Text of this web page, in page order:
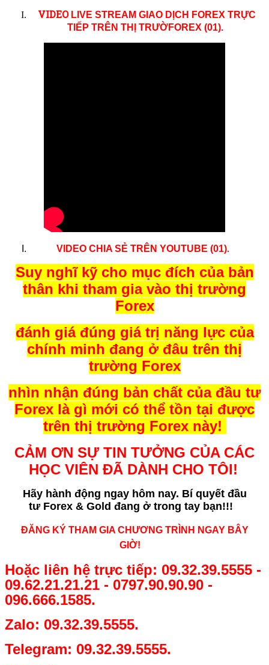
VIDEOLIVE STREAM GIAO DỊCH FOREX TRỰC
TIẾP TRÊN THỊ TRƯỜFOREX (01).
VIDEO CHIA SẺ TRÊN YOUTUBE (01).
Suy nghĩ kỹ cho mục đích của bản
thân khi tham gia vào thị trường
Forex
đánh giá đúng giá trị năng lực của
chính minh đang ở đâu trên thị
trường Forex
nhìn nhận đúng bản chất của đầu tư
Forex là gì mới có thể tồn tại được
trên thị trường Forex này!
CẢM ƠN SỰ TIN TƯỞNG CỦA CÁC
HỌC VIÊN ĐÃ DÀNH CHO TÔI!
Hãy hành động ngay hôm nay. Bí quyết đầu
tư Forex & Gold đang ở trong tay bạn!!!
ĐĂNG KÝ THAM GIA CHƯƠNG TRÌNH NGAY BÂY
GIỜ!
Hoặc liên hệ trực tiếp: 09.32.39.5555 -
09.62.21.21.21 - 0797.90.90.90 -
096.666.1585.
Zalo: 09.32.39.5555.
Telegram: 09.32.39.5555.